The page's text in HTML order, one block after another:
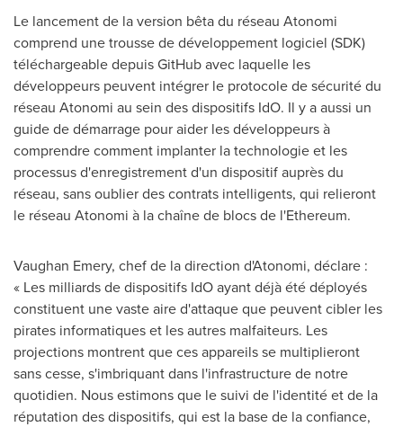
Le lancement de la version bêta du réseau Atonomi
comprend une trousse de développement logiciel (SDK)
téléchargeable depuis GitHub avec laquelle les
développeurs peuvent intégrer le protocole de sécurité du
réseau Atonomi au sein des dispositifs IdO. Il y a aussi un
guide de démarrage pour aider les développeurs à
comprendre comment implanter la technologie et les
processus d'enregistrement d'un dispositif auprès du
réseau, sans oublier des contrats intelligents, qui relieront
le réseau Atonomi à la chaîne de blocs de l'Ethereum.
Vaughan Emery, chef de la direction d'Atonomi, déclare :
« Les milliards de dispositifs IdO ayant déjà été déployés
constituent une vaste aire d'attaque que peuvent cibler les
pirates informatiques et les autres malfaiteurs. Les
projections montrent que ces appareils se multiplieront
sans cesse, s'imbriquant dans l'infrastructure de notre
quotidien. Nous estimons que le suivi de l'identité et de la
réputation des dispositifs, qui est la base de la confiance,